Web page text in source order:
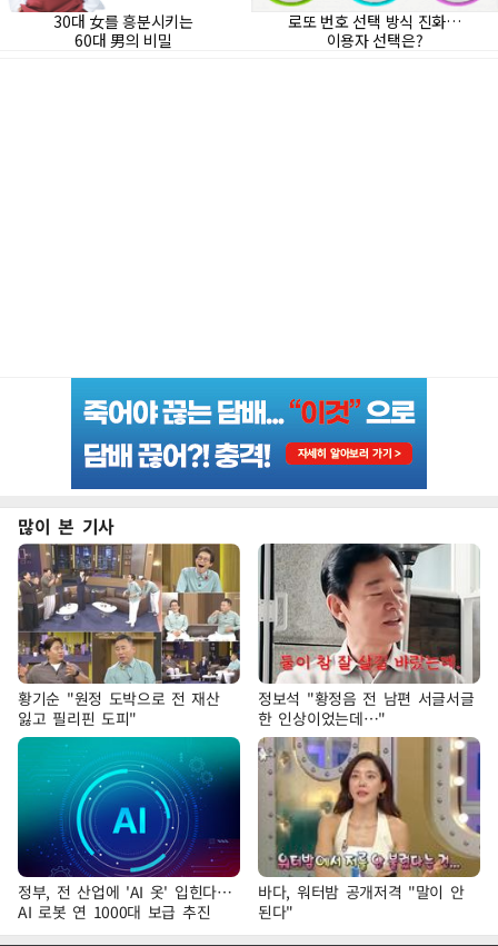
많이 본 기사
황기순 "원정 도박으로 전 재산
잃고 필리핀 도피"
정보석 "황정음 전 남편 서글서글
한 인상이었는데…"
정부, 전 산업에 'AI 옷' 입힌다…
AI 로봇 연 1000대 보급 추진
바다, 워터밤 공개저격 "말이 안
된다"